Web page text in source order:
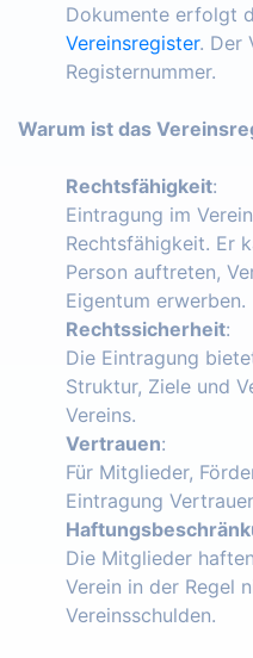
Dokumente erfolgt
Vereinsregister. Der
Registernummer.
Warum ist das
Rechtsfähigkeit:
Eintragung im
Rechtsfähigkeit. Er
Person auftreten,
Eigentum erwerben.
Rechtssicherheit:
Die Eintragung
Struktur, Ziele und
Vereins.
Vertrauen:
Für Mitglieder,
Eintragung
Die Mitglieder
Verein in der Regel
Vereinsschulden.